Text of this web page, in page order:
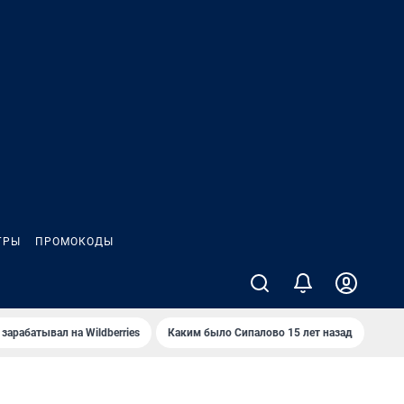
ПРОМОКОДЫ
на Wildberries Каким было Сипалово 15 лет назад